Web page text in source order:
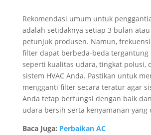
Rekomendasi umum untuk
adalah setidaknya setiap 3 bulan
petunjuk produsen. Namun,
filter dapat berbeda-beda tergantung
seperti kualitas udara, tingkat polusi,
sistem HVAC Anda. Pastikan untuk
mengganti filter secara teratur agar
Anda tetap berfungsi dengan baik
udara bersih serta kenyamanan yang
Baca Juga: Perbaikan AC